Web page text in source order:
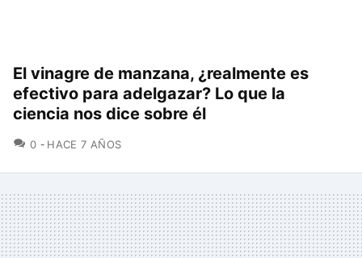
El vinagre de manzana, ¿realmente es
efectivo para adelgazar? Lo que la
ciencia nos dice sobre él
0 COMENTARIOS
HACE 7 AÑOS